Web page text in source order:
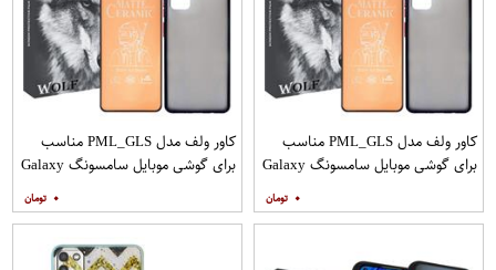
کاور ولف مدل PML_GLS مناسب
برای گوشی موبایل سامسونگ Galaxy
۰
کاور ولف مدل PML_GLS مناسب
برای گوشی موبایل سامسونگ Galaxy
مات
۰